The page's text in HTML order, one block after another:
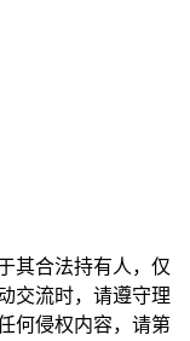
其合法持有人，仅
交流时，请遵守理
何侵权内容，请第